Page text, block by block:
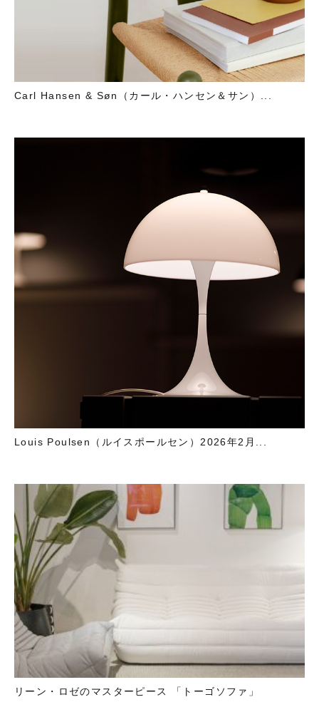
Carl Hansen & Søn（カール・ハンセン＆サン）...
Louis Poulsen（ルイスポールセン）2026年2月...
リーン・ロゼのマスターピース 「トーゴソファ」